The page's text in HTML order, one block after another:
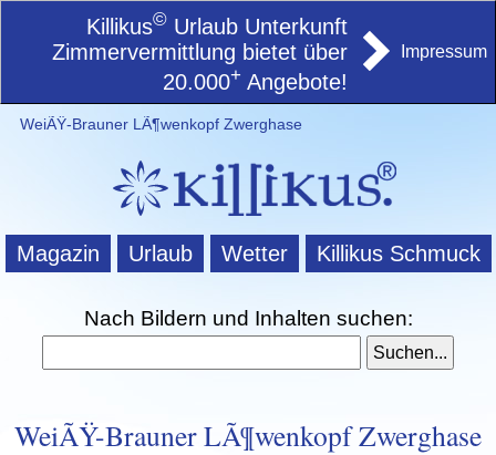
Killikus© Urlaub Unterkunft
Zimmervermittlung bietet über
20.000+ Angebote!
Impressum
WeiÃŸ-Brauner LÃ¶wenkopf Zwerghase
Magazin Urlaub Wetter Killikus Schmuck
Nach Bildern und Inhalten suchen:
WeiÃŸ-Brauner LÃ¶wenkopf Zwerghase